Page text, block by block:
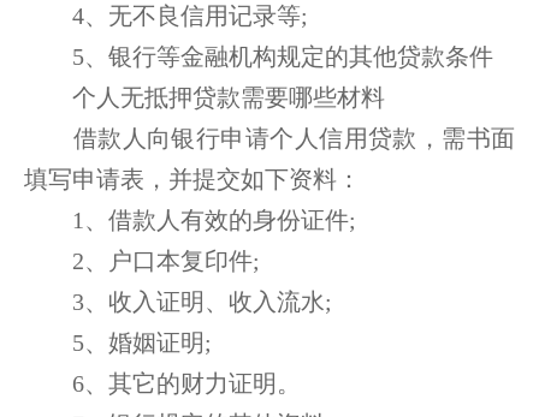
4、无不良信用记录等;
5、银行等金融机构规定的其他贷款条件
个人无抵押贷款需要哪些材料
借款人向银行申请个人信用贷款，需书面
填写申请表，并提交如下资料：
1、借款人有效的身份证件;
2、户口本复印件;
3、收入证明、收入流水;
5、婚姻证明;
6、其它的财力证明。